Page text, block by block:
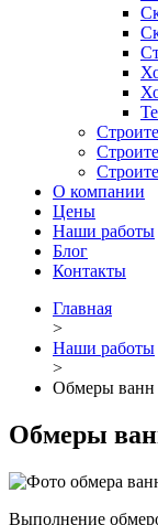
О компании
Цены
Наши работы
Блог
Контакты
Главная
>
Наши работы
>
Обмеры ванн
Обмеры
Выполнение